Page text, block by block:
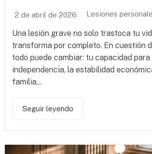
2 de abril de 2026 Lesiones
Una lesión grave no solo trastoca tu
transforma por completo. En cuestión
todo puede cambiar: tu capacidad
independencia, la estabilidad
familia...
Seguir leyendo